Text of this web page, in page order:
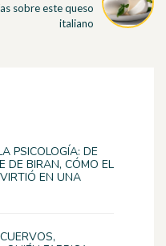
sobre este queso
italiano
PSICOLOGÍA: DE
DE BIRAN, CÓMO EL
EN UNA